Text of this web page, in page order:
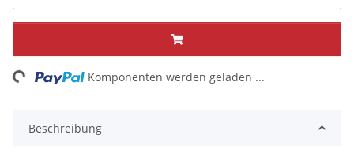
Komponenten werden geladen ...
Beschreibung